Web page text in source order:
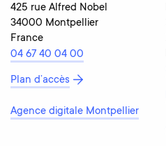
425 rue Alfred Nobel
34000 Montpellier
France
04 67 40 04 00
Plan d’accès
Agence digitale Montpellier